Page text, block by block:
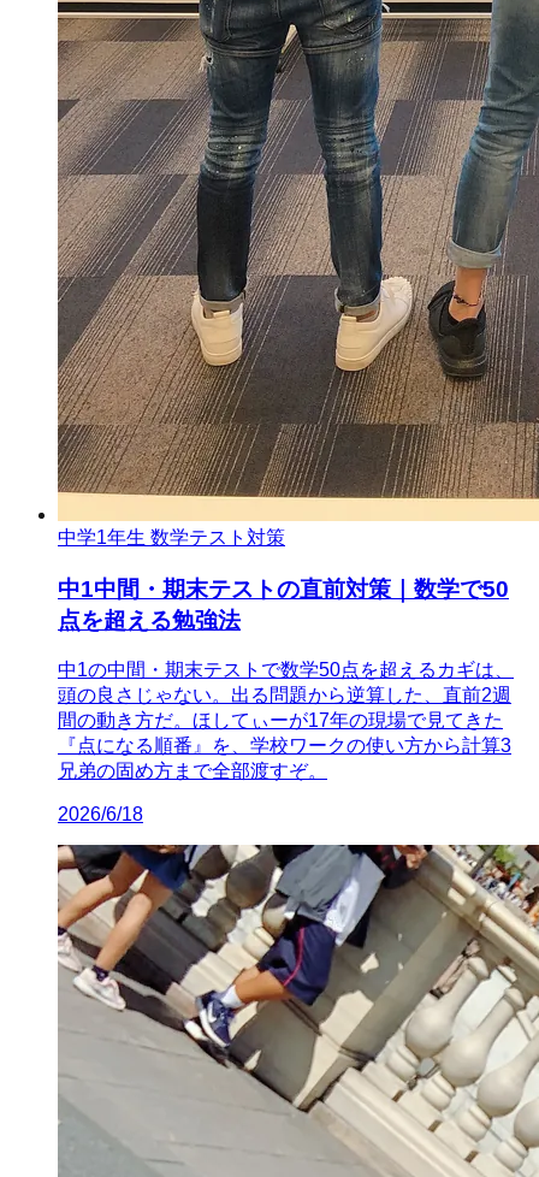
中学1年生 数学テスト対策
中1中間・期末テストの直前対策｜数学で50
点を超える勉強法
中1の中間・期末テストで数学50点を超えるカギは、
頭の良さじゃない。出る問題から逆算した、直前2週
間の動き方だ。ほしてぃーが17年の現場で見てきた
『点になる順番』を、学校ワークの使い方から計算3
兄弟の固め方まで全部渡すぞ。
2026/6/18